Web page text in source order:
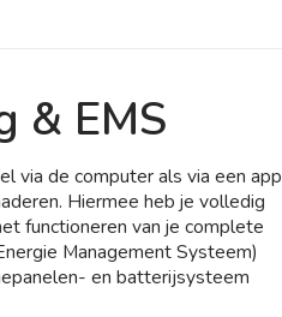
& EMS
via de computer als via een app
Hiermee heb je volledig
functioneren van je complete
Management Systeem)
en batterijsysteem